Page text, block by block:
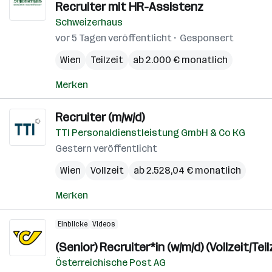
Recruiter mit HR-Assistenz
Schweizerhaus
vor 5 Tagen veröffentlicht
Gesponsert
Wien
Teilzeit ab 2.000 € monatlich
Merken
Recruiter (m/w/d)
TTI Personaldienstleistung GmbH & Co KG
Gestern veröffentlicht
Wien
Vollzeit ab 2.528,04 € monatlich
Merken
Einblicke Videos
(Senior) Recruiter*in (w/m/d) (Vollzeit/
Österreichische Post AG